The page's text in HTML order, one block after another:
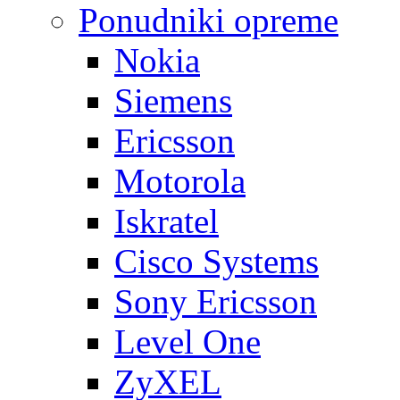
Ponudniki opreme
Nokia
Siemens
Ericsson
Motorola
Iskratel
Cisco Systems
Sony Ericsson
Level One
ZyXEL